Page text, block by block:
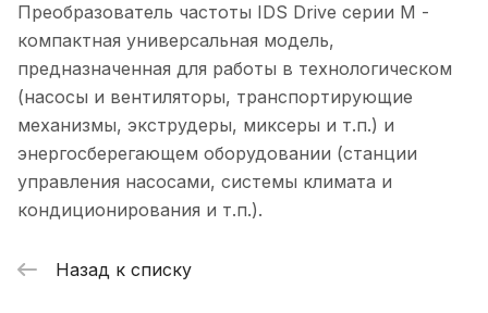
Преобразователь частоты IDS Drive серии M -
компактная универсальная модель,
предназначенная для работы в технологическом
(насосы и вентиляторы, транспортирующие
механизмы, экструдеры, миксеры и т.п.) и
энергосберегающем оборудовании (станции
управления насосами, системы климата и
кондиционирования и т.п.).
Назад к списку